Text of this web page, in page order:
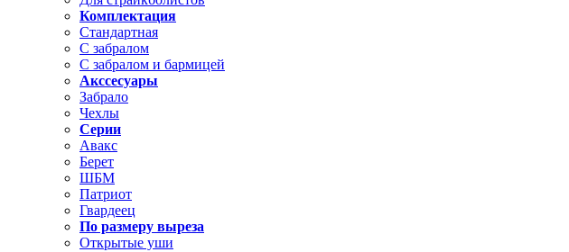
Комплектация
Стандартная
С забралом
С забралом и бармицей
Акссесуары
Забрало
Чехлы
Серии
Авакс
Берет
ШБМ
Патриот
Гвардеец
По размеру выреза
Открытые уши